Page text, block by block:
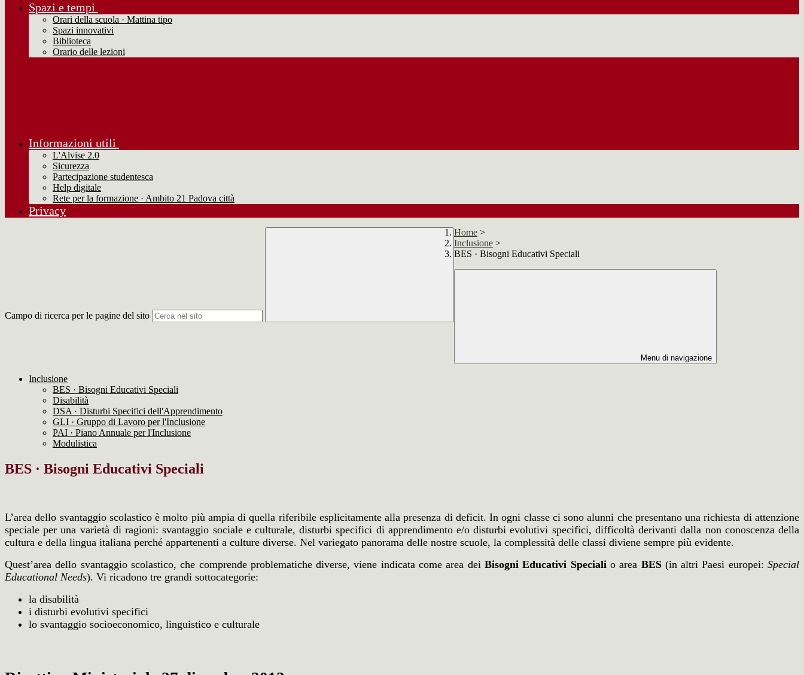
Spazi e tempi
Orari della scuola · Mattina tipo
Spazi innovativi
Biblioteca
Orario delle lezioni
Informazioni utili
L'Alvise 2.0
Sicurezza
Partecipazione studentesca
Help digitale
Rete per la formazione · Ambito 21 Padova città
Privacy
Campo di ricerca per le pagine del sito
Home >
Inclusione >
BES · Bisogni Educativi Speciali
Menu di navigazione
Inclusione
BES · Bisogni Educativi Speciali
Disabilità
DSA · Disturbi Specifici dell'Apprendimento
GLI · Gruppo di Lavoro per l'Inclusione
PAI · Piano Annuale per l'Inclusione
Modulistica
BES · Bisogni Educativi Speciali
L’area dello svantaggio scolastico è molto più ampia di quella riferibile esplicitamente alla presenza di deficit. In ogni classe ci sono alunni che presentano una richiesta di attenzione
speciale per una varietà di ragioni: svantaggio sociale e culturale, disturbi specifici di apprendimento e/o disturbi evolutivi specifici, difficoltà derivanti dalla non conoscenza della
cultura e della lingua italiana perché appartenenti a culture diverse. Nel variegato panorama delle nostre scuole, la complessità delle classi diviene sempre più evidente.
Quest’area dello svantaggio scolastico, che comprende problematiche diverse, viene indicata come area dei Bisogni Educativi Specialio area BES(in altri Paesi europei:Special
Educational Needs). Vi ricadono tre grandi sottocategorie:
la disabilità
i disturbi evolutivi specifici
lo svantaggio socioeconomico, linguistico e culturale